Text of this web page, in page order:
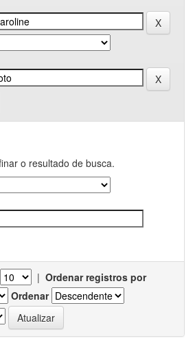
o resultado de busca.
| Ordenar registros por
Ordenar